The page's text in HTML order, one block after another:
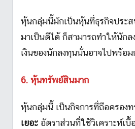
หุ้นกลุ่มนี้มักเป็นหุ้นที่ธุรกิจประ
มาเป็นดีได้ ก็สามารถทำให้นัก
เงินของนักลงทุนนั่นอาจไปพร้อ
6. หุ้นทรัพย์สินมาก
หุ้นกลุ่มนี้ เป็นกิจการที่ถือครอง
เยอะ อัตราส่วนที่ใช้วิเคราะห์เ